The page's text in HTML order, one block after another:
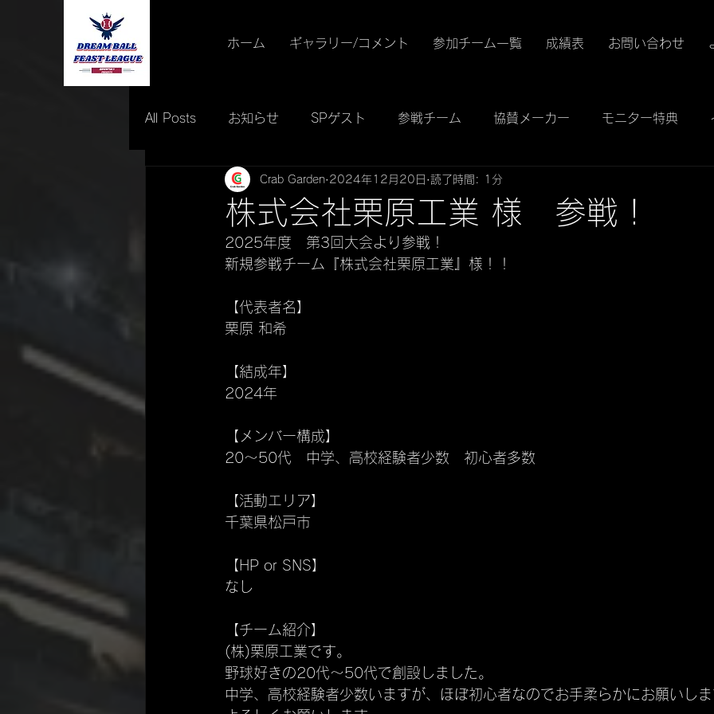
ホーム ギャラリー/コメント 参加チーム一覧 成績表 お問い合わせ
All Posts お知らせ SPゲスト 参戦チーム 協賛メーカー モニター特典
イベント情報 最優秀賞
株式会社栗原工業 様 参戦！
Crab Garden 2024年12月20日 読了時間: 1分
2025年度　第3回大会より参戦！
新規参戦チーム『株式会社栗原工業 』様！！
【代表者名】
栗原 和希
【結成年】
2024年
【メンバー構成】
20〜50代　中学、高校経験者少数　初心者多数
【活動エリア】
千葉県松戸市
【HP or SNS】
なし
【チーム紹介】
(株)栗原工業です。
野球好きの20代〜50代で創設しました。
中学、高校経験者少数いますが、ほぼ初心者なのでお手柔らかにお願いし